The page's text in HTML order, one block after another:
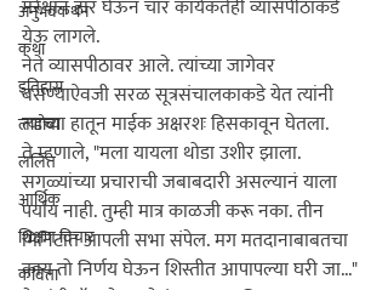
अनुभवकथन
कथा
इतिहास
लाडोबा
ललित
आर्थिक
शिक्षण विचार
कविता
मॅरेथॉन हार घेऊन चार कार्यकर्तेही व्यासपीठाकडे
येऊ लागले.
नेते व्यासपीठावर आले. त्यांच्या जागेवर
बसण्याऐवजी सरळ सूत्रसंचालकाकडे येत त्यांनी
त्याच्या हातून माईक अक्षरशः हिसकावून घेतला.
ते म्हणाले, "मला यायला थोडा उशीर झाला.
सगळ्यांच्या प्रचाराची जबाबदारी असल्यानं याला
पर्याय नाही. तुम्ही मात्र काळजी करू नका. तीन
मिनिटात आपली सभा संपेल. मग मतदानाबाबतचा
काय तो निर्णय घेऊन शिस्तीत आपापल्या घरी जा..."